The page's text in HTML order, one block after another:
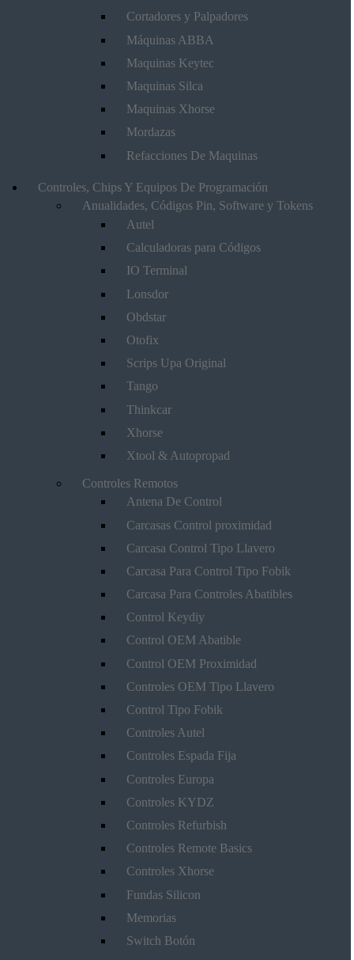
Cortadores y Palpadores
Máquinas ABBA
Maquinas Keytec
Maquinas Silca
Maquinas Xhorse
Mordazas
Refacciones De Maquinas
Controles, Chips Y Equipos De Programación
Anualidades, Códigos Pin, Software y Tokens
Autel
Calculadoras para Códigos
IO Terminal
Lonsdor
Obdstar
Otofix
Scrips Upa Original
Tango
Thinkcar
Xhorse
Xtool & Autopropad
Controles Remotos
Antena De Control
Carcasas Control proximidad
Carcasa Control Tipo Llavero
Carcasa Para Control Tipo Fobik
Carcasa Para Controles Abatibles
Control Keydiy
Control OEM Abatible
Control OEM Proximidad
Controles OEM Tipo Llavero
Control Tipo Fobik
Controles Autel
Controles Espada Fija
Controles Europa
Controles KYDZ
Controles Refurbish
Controles Remote Basics
Controles Xhorse
Fundas Silicon
Memorias
Switch Botón